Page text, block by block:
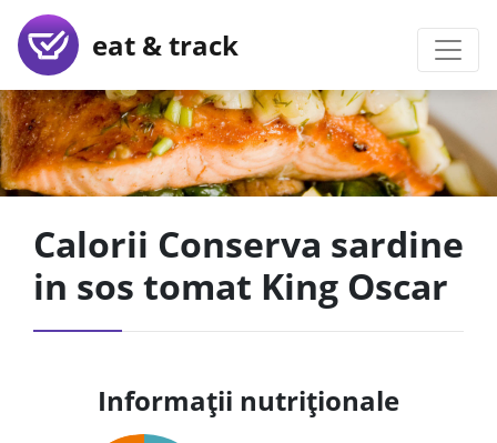
eat & track
Calorii Conserva sardine
in sos tomat King Oscar
Informații nutriționale